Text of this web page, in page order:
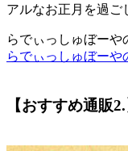
アルなお正月を過ご
らでぃっしゅぼー
らでぃっしゅぼーや
【おすすめ通販